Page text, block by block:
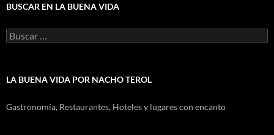
BUSCAR EN LA BUENA VIDA
Buscar:
LA BUENA VIDA POR NACHO TEROL
Gastronomía, Restaurantes, Hoteles y lugares con encanto